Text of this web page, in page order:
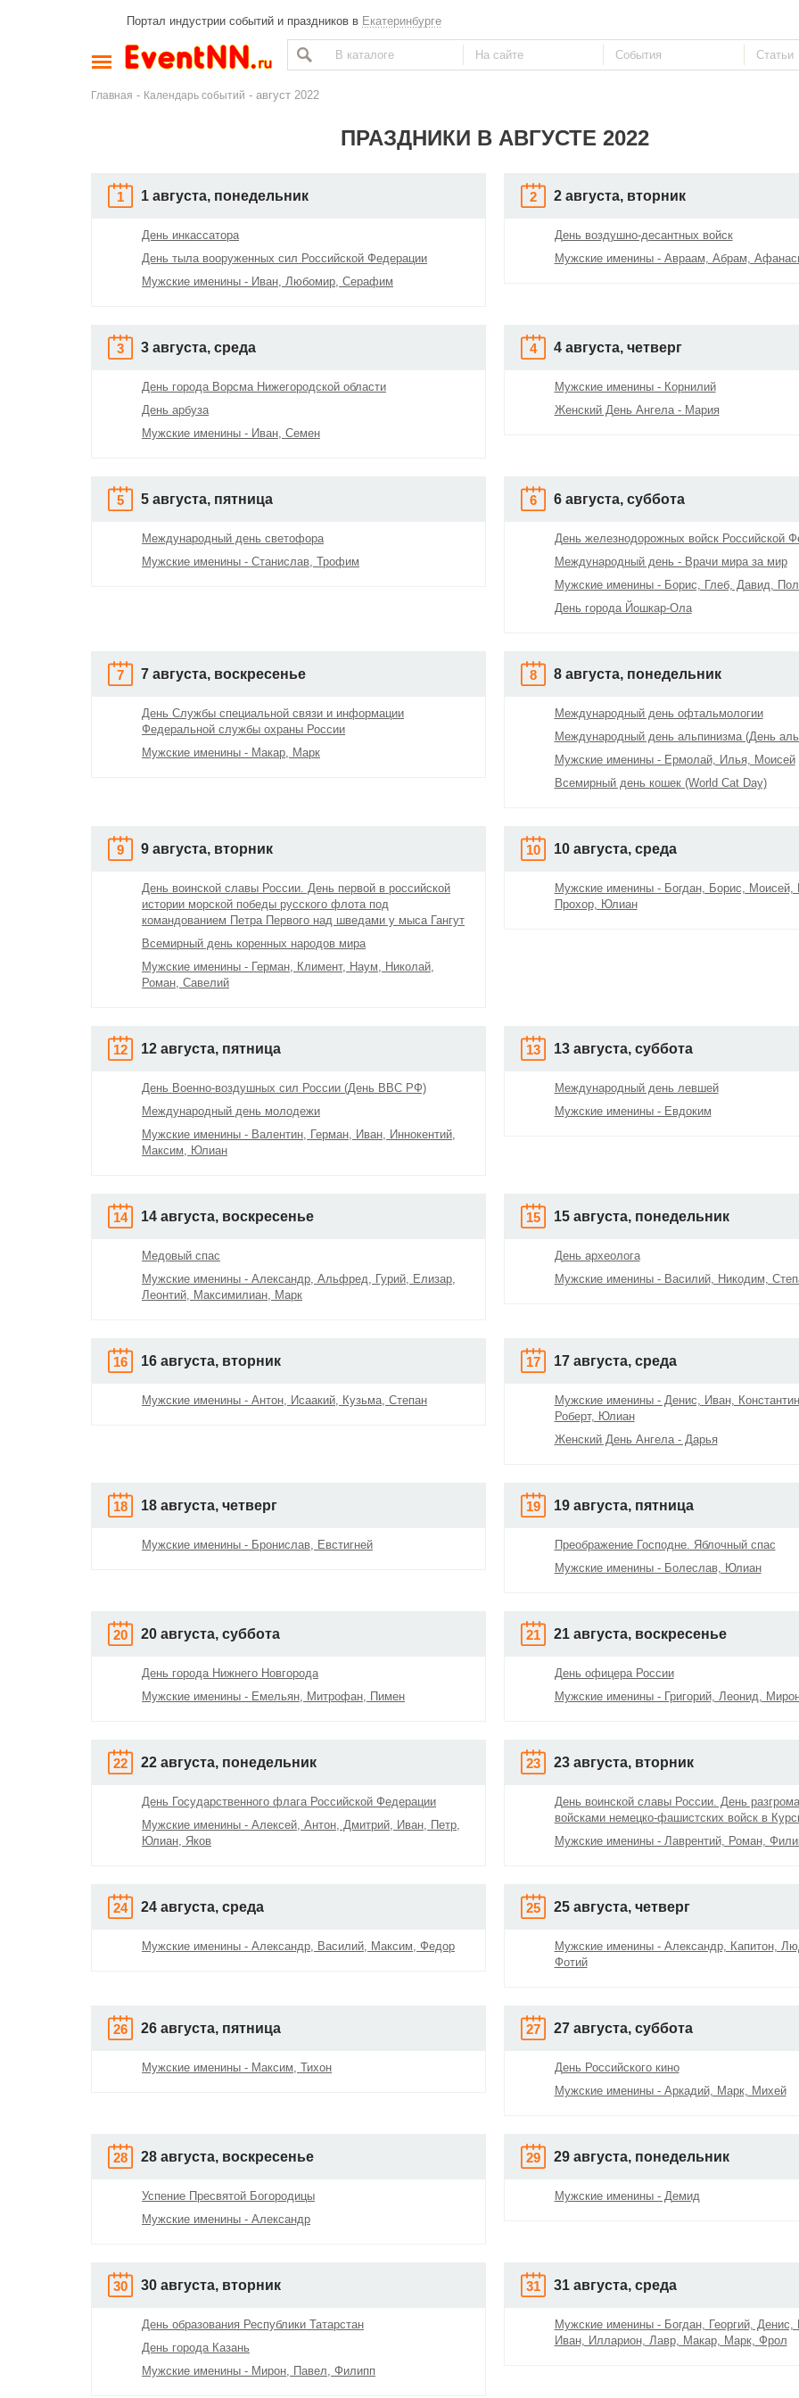
Портал индустрии событий и праздников в Екатеринбурге
Главная - Календарь событий - август 2022
ПРАЗДНИКИ В АВГУСТЕ 2022
1 1 августа, понедельник
День инкассатора
День тыла вооруженных сил Российской Федерации
Мужские именины - Иван, Любомир, Серафим
2 2 августа, вторник
День воздушно-десантных войск
Мужские именины - Авраам, Абрам,
3 3 августа, среда
День города Ворсма Нижегородской области
День арбуза
Мужские именины - Иван, Семен
4 4 августа, четверг
Мужские именины - Корнилий
Женский День Ангела - Мария
5 5 августа, пятница
Международный день светофора
Мужские именины - Станислав, Трофим
6 6 августа, суббота
День железнодорожных войск Российской
Международный день - Врачи мира за мир
Мужские именины - Борис, Глеб, Давид,
День города Йошкар-Ола
7 7 августа, воскресенье
День Службы специальной связи и информации
Федеральной службы охраны России
Мужские именины - Макар, Марк
8 8 августа, понедельник
Международный день офтальмологии
Международный день альпинизма (День
Мужские именины - Ермолай, Илья, Моисей
Всемирный день кошек (World Cat Day)
9 9 августа, вторник
День воинской славы России. День первой в российской
истории морской победы русского флота под
командованием Петра Первого над шведами у мыса Гангут
Всемирный день коренных народов мира
Мужские именины - Герман, Климент, Наум, Николай,
Роман, Савелий
10 10 августа, среда
Мужские именины - Богдан, Борис, Моисей,
Прохор, Юлиан
12 12 августа, пятница
День Военно-воздушных сил России (День ВВС РФ)
Международный день молодежи
Мужские именины - Валентин, Герман, Иван, Иннокентий,
Максим, Юлиан
13 13 августа, суббота
Международный день левшей
Мужские именины - Евдоким
14 14 августа, воскресенье
Медовый спас
Мужские именины - Александр, Альфред, Гурий, Елизар,
Леонтий, Максимилиан, Марк
15 15 августа, понедельник
День археолога
Мужские именины - Василий, Никодим,
16 16 августа, вторник
Мужские именины - Антон, Исаакий, Кузьма, Степан
17 17 августа, среда
Мужские именины - Денис, Иван,
Роберт, Юлиан
Женский День Ангела - Дарья
18 18 августа, четверг
Мужские именины - Бронислав, Евстигней
19 19 августа, пятница
Преображение Господне. Яблочный спас
Мужские именины - Болеслав, Юлиан
20 20 августа, суббота
День города Нижнего Новгорода
Мужские именины - Емельян, Митрофан, Пимен
21 21 августа, воскресенье
День офицера России
Мужские именины - Григорий, Леонид,
22 22 августа, понедельник
День Государственного флага Российской Федерации
Мужские именины - Алексей, Антон, Дмитрий, Иван, Петр,
Юлиан, Яков
23 23 августа, вторник
День воинской славы России. День
войсками немецко-фашистских войск в
Мужские именины - Лаврентий, Роман,
24 24 августа, среда
Мужские именины - Александр, Василий, Максим, Федор
25 25 августа, четверг
Мужские именины - Александр, Капитон,
Фотий
26 26 августа, пятница
Мужские именины - Максим, Тихон
27 27 августа, суббота
День Российского кино
Мужские именины - Аркадий, Марк, Михей
28 28 августа, воскресенье
Успение Пресвятой Богородицы
Мужские именины - Александр
29 29 августа, понедельник
Мужские именины - Демид
30 30 августа, вторник
День образования Республики Татарстан
День города Казань
Мужские именины - Мирон, Павел, Филипп
31 31 августа, среда
Мужские именины - Богдан, Георгий, Денис,
Иван, Илларион, Лавр, Макар, Марк, Фрол